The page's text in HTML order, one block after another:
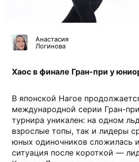
Анастасия
Логинова
Хаос в финале Гран-при у
В японской Нагое
международной серии Гран-
турнира уникален: на одном
взрослые топы, так и лидеры
юных одиночников сложилась
ситуация после короткой —